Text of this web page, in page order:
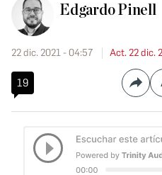
Edgardo Pinell
22 dic. 2021 - 04:57 Act. 22 dic.
19